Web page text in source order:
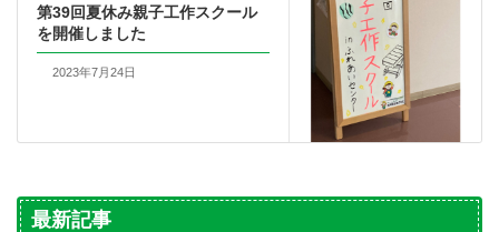
第39回夏休み親子工作スクール
を開催しました
2023年7月24日
最新記事